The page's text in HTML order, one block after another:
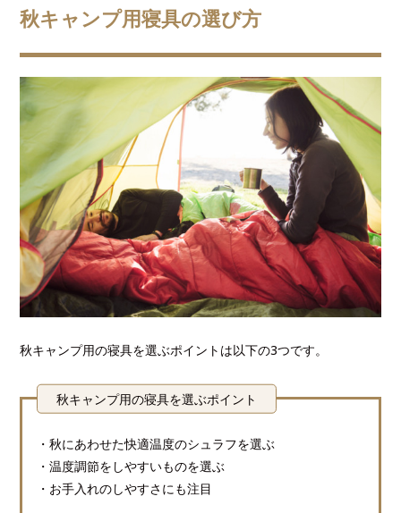
秋キャンプ用寝具の選び方
秋キャンプ用の寝具を選ぶポイントは以下の3つです。
秋キャンプ用の寝具を選ぶポイント
・秋にあわせた快適温度のシュラフを選ぶ
・温度調節をしやすいものを選ぶ
・お手入れのしやすさにも注目